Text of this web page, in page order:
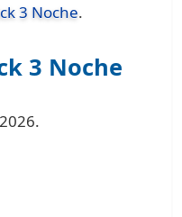
3 Noche.
3 Noche